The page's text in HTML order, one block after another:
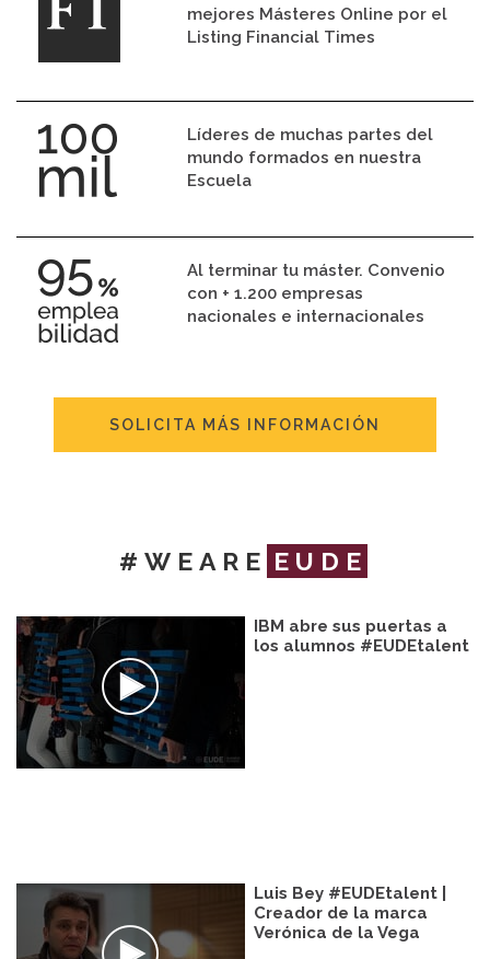
mejores Másteres Online por el
Listing Financial Times
Líderes de muchas partes del
mundo formados en nuestra
Escuela
Al terminar tu máster. Convenio
con + 1.200 empresas
nacionales e internacionales
SOLICITA MÁS INFORMACIÓN
#WEARE EUDE
IBM abre sus puertas a
los alumnos #EUDEtalent
Luis Bey #EUDEtalent |
Creador de la marca
Verónica de la Vega